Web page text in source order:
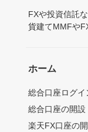
FXや投資信託
貨建てMMFや
ホーム
総合口座ログイ
総合口座の開設
楽天FX口座の